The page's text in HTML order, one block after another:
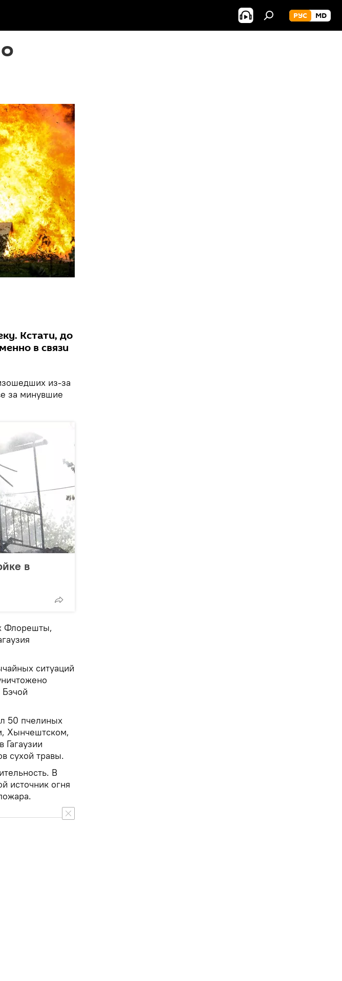
РУС MD
Кстати, до
в связи
из-за
за минувшие
в
Флорешты,
ситуаций
Бэчой
50 пчелиных
Хынчештском,
сухой травы.
В
источник огня